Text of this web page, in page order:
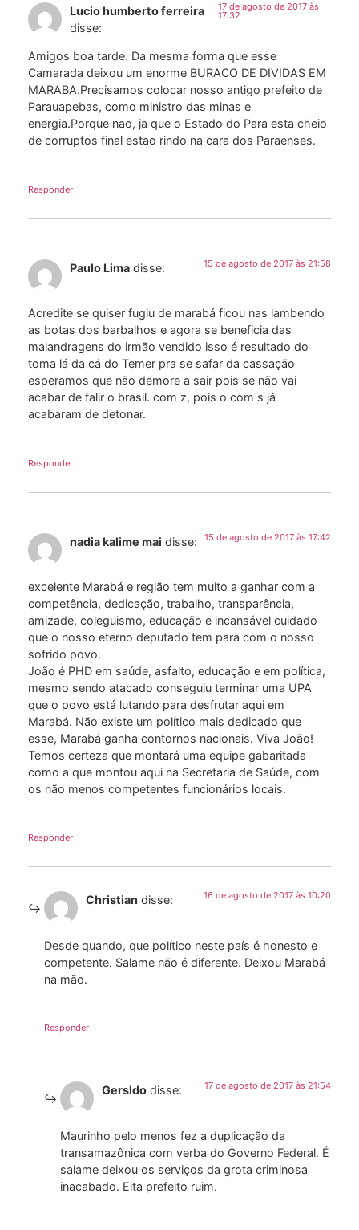
Lucio humberto ferreira
disse:
17 de agosto de 2017 às
17:32
Amigos boa tarde. Da mesma forma que esse
Camarada deixou um enorme BURACO DE DIVIDAS EM
MARABA.Precisamos colocar nosso antigo prefeito de
Parauapebas, como ministro das minas e
energia.Porque nao, ja que o Estado do Para esta cheio
de corruptos final estao rindo na cara dos Paraenses.
Responder
Paulo Lima disse: 15 de agosto de 2017 às 21:58
Acredite se quiser fugiu de marabá ficou nas lambendo
as botas dos barbalhos e agora se beneficia das
malandragens do irmão vendido isso é resultado do
toma lá da cá do Temer pra se safar da cassação
esperamos que não demore a sair pois se não vai
acabar de falir o brasil. com z, pois o com s já
acabaram de detonar.
Responder
nadia kalime mai disse: 15 de agosto de 2017 às 17:42
excelente Marabá e região tem muito a ganhar com a
competência, dedicação, trabalho, transparência,
amizade, coleguismo, educação e incansável cuidado
que o nosso eterno deputado tem para com o nosso
sofrido povo.
João é PHD em saúde, asfalto, educação e em política,
mesmo sendo atacado conseguiu terminar uma UPA
que o povo está lutando para desfrutar aqui em
Marabá. Não existe um político mais dedicado que
esse, Marabá ganha contornos nacionais. Viva João!
Temos certeza que montará uma equipe gabaritada
como a que montou aqui na Secretaria de Saúde, com
os não menos competentes funcionários locais.
Responder
Christian disse: 16 de agosto de 2017 às 10:20
Desde quando, que político neste país é honesto e
competente. Salame não é diferente. Deixou Marabá
na mão.
Responder
Gersldo disse: 17 de agosto de 2017 às 21:54
Maurinho pelo menos fez a duplicação da
transamazônica com verba do Governo Federal. É
salame deixou os serviços da grota criminosa
inacabado. Eita prefeito ruim.